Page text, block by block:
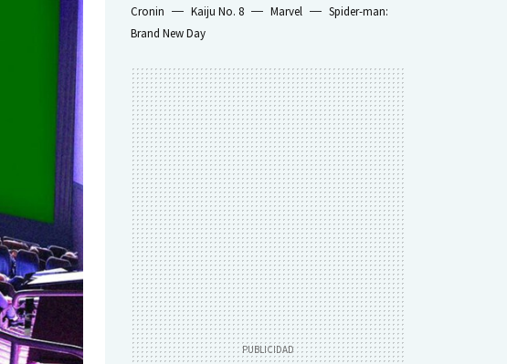
Cronin
Kaiju No. 8 Marvel
Spider-man:
Brand New Day